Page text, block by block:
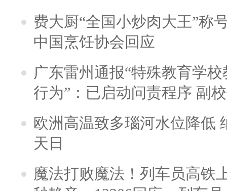
费大厨“全国小炒肉大王”称
中国烹饪协会回应
广东雷州通报“特殊教育学
行为”：已启动问责程序 副
欧洲高温致多瑙河水位降低
天日
魔法打败魔法！列车员高铁